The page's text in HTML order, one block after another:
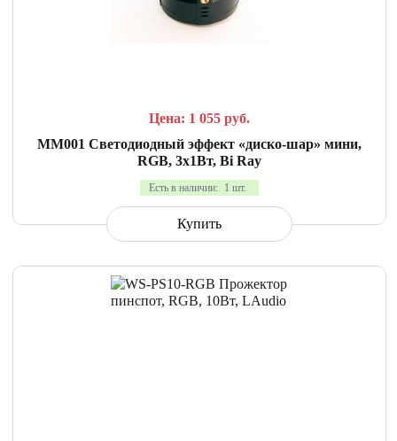
Цена: 1 055 руб.
MM001 Светодиодный эффект «диско-шар» мини,
RGB, 3х1Вт, Bi Ray
Есть в наличии: 1 шт.
Купить